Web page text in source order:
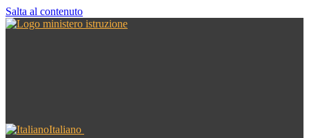
Salta al contenuto
Italiano